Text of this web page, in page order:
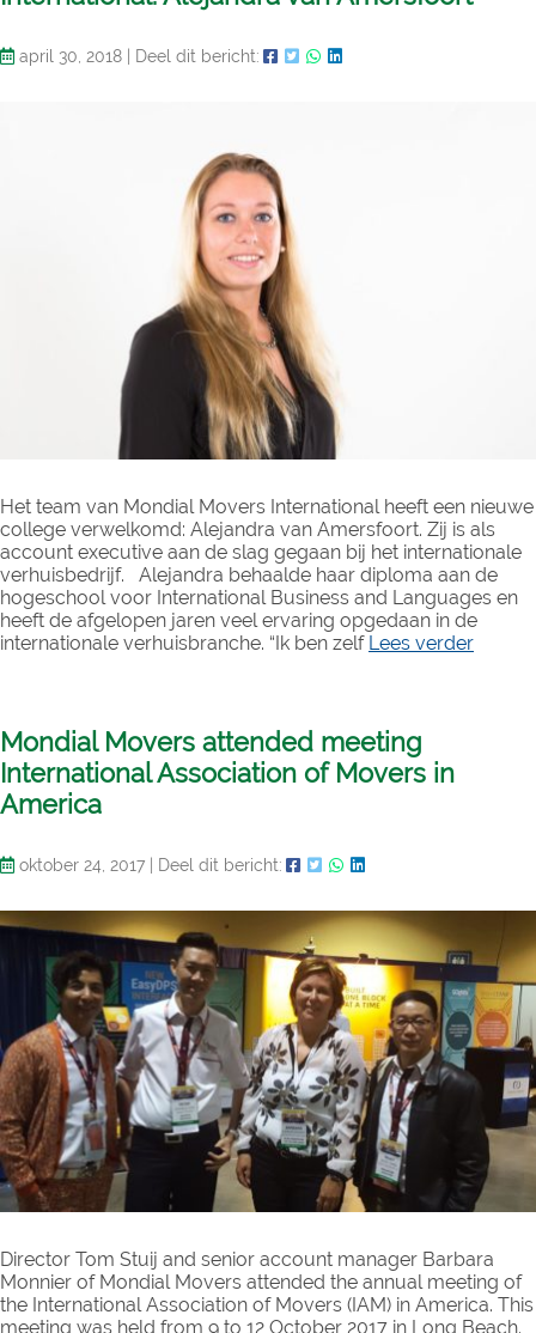
april 30, 2018 Deel dit bericht:
Het team van Mondial Movers International heeft een nieuwe
college verwelkomd: Alejandra van Amersfoort. Zij is als
account executive aan de slag gegaan bij het internationale
verhuisbedrijf. Alejandra behaalde haar diploma aan de
hogeschool voor International Business and Languages en
heeft de afgelopen jaren veel ervaring opgedaan in de
internationale verhuisbranche. “Ik ben zelf Lees verder
Mondial Movers attended meeting
International Association of Movers in
America
oktober 24, 2017 Deel dit bericht:
Director Tom Stuij and senior account manager Barbara
Monnier of Mondial Movers attended the annual meeting of
the International Association of Movers (IAM) in America. This
meeting was held from 9 to 12 October 2017 in Long Beach.